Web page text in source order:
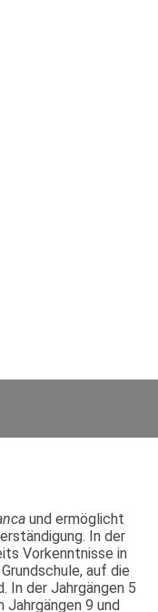
und ermöglicht
In der
Vorkenntnisse in
auf die
In der Jahrgängen 5
Jahrgängen 9 und